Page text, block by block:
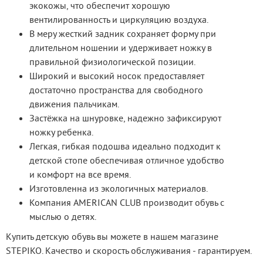
экокожы, что обеспечит хорошую
вентилированность и циркуляцию воздуха.
В меру жесткий задник сохраняет форму при
длительном ношении и удерживает ножку в
правильной физиологической позиции.
Широкий и высокий носок предоставляет
достаточно пространства для свободного
движения пальчикам.
Застёжка на шнуровке, надежно зафиксируют
ножку ребенка.
Легкая, гибкая подошва идеально подходит к
детской стопе обеспечивая отличное удобство
и комфорт на все время.
Изготовленна из экологичных материалов.
Компания AMERICAN CLUB производит обувь с
мыслью о детях.
Купить детскую обувь вы можете в нашем магазине
STEPIKO. Качество и скорость обслуживания - гарантируем.